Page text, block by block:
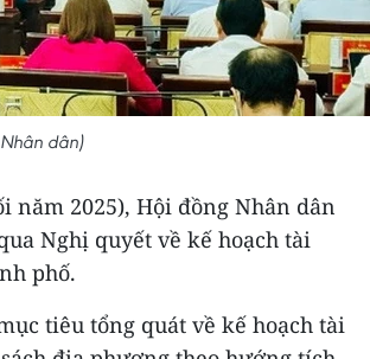
dân)
năm 2025), Hội đồng Nhân dân
Nghị quyết về kế hoạch tài
phố.
tiêu tổng quát về kế hoạch tài